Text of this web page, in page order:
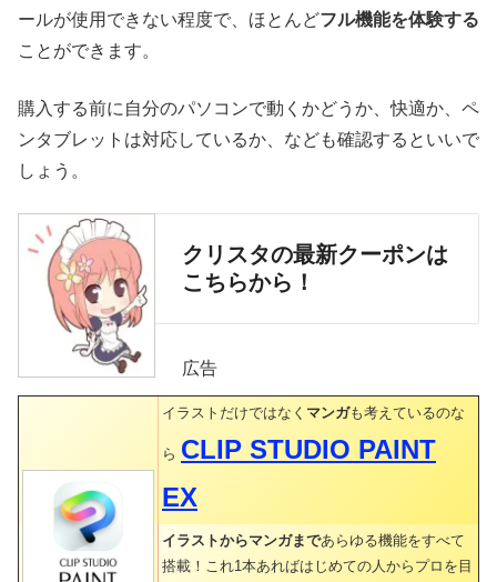
ールが使用できない程度で、ほとんどフル機能を体験する
ことができます。
購入する前に自分のパソコンで動くかどうか、快適か、ペ
ンタブレットは対応しているか、なども確認するといいで
しょう。
クリスタの最新クーポンは
こちらから！
広告
イラストだけではなく マンガも考えているのな
ら CLIP STUDIO PAINT
EX
イラストからマンガまであらゆる機能をすべて
搭載！これ1本あればはじめての人からプロを目